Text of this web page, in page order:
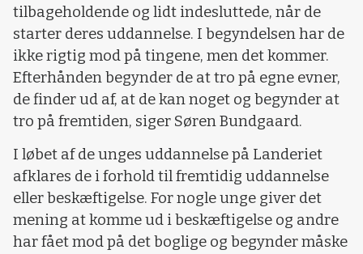
tilbageholdende og lidt indesluttede, når de
starter deres uddannelse. I begyndelsen har de
ikke rigtig mod på tingene, men det kommer.
Efterhånden begynder de at tro på egne evner,
de finder ud af, at de kan noget og begynder at
tro på fremtiden, siger Søren Bundgaard.
I løbet af de unges uddannelse på Landeriet
afklares de i forhold til fremtidig uddannelse
eller beskæftigelse. For nogle unge giver det
mening at komme ud i beskæftigelse og andre
har fået mod på det boglige og begynder måske